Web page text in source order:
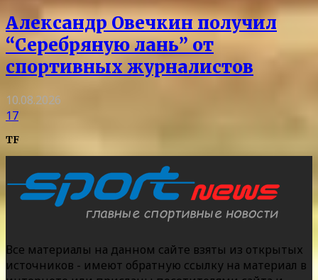
Александр Овечкин получил
“Серебряную лань” от
спортивных журналистов
10.08.2026
17
TF
Все материалы на данном сайте взяты из открытых
источников - имеют обратную ссылку на материал в